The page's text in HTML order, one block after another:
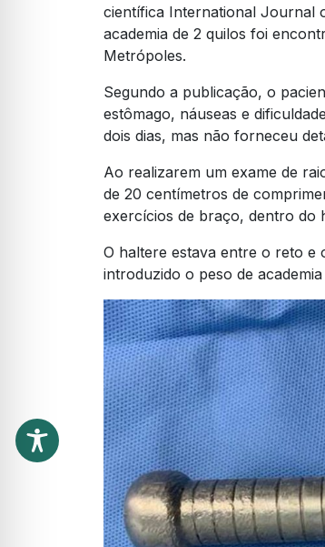
científica International Journal
academia de 2 quilos foi
Metrópoles.
Segundo a publicação, o
estômago, náuseas e
dois dias, mas não forneceu
Ao realizarem um exame de
de 20 centímetros de
exercícios de braço, dentro do
O haltere estava entre o reto e
introduzido o peso de